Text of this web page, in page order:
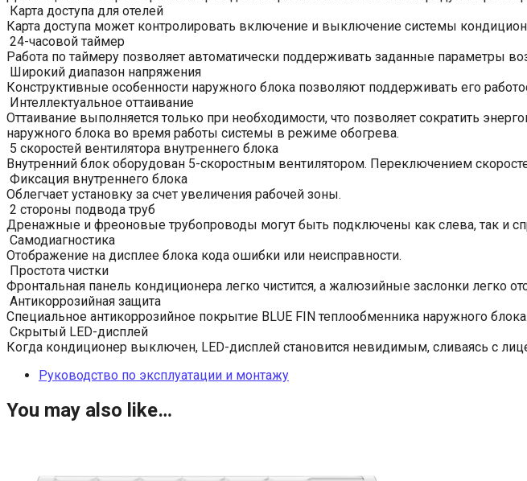
Карта доступа для отелей
Карта доступа может контролировать включение и выключение системы
24-часовой таймер
Работа по таймеру позволяет автоматически поддерживать заданные параметры
Широкий диапазон напряжения
Конструктивные особенности наружного блока позволяют поддерживать его
Интеллектуальное оттаивание
Оттаивание выполняется только при необходимости, что позволяет сократить
наружного блока во время работы системы в режиме обогрева.
5 скоростей вентилятора внутреннего блока
Внутренний блок оборудован 5-скоростным вентилятором. Переключением
Фиксация внутреннего блока
Облегчает установку за счет увеличения рабочей зоны.
2 стороны подвода труб
Дренажные и фреоновые трубопроводы могут быть подключены как слева, так и
Самодиагностика
Отображение на дисплее блока кода ошибки или неисправности.
Простота чистки
Фронтальная панель кондиционера легко чистится, а жалюзийные заслонки легко
Антикоррозийная защита
Специальное антикоррозийное покрытие BLUE FIN теплообменника наружного
Скрытый LED-дисплей
Когда кондиционер выключен, LED-дисплей становится невидимым, сливаясь с
Руководство по эксплуатации и монтажу
You may also like…